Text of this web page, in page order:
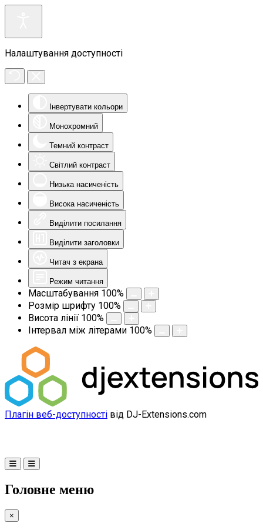
Налаштування доступності
Інвертувати кольори
Монохромний
Темний контраст
Світлий контраст
Низька насиченість
Висока насиченість
Виділити посилання
Виділити заголовки
Читач з екрана
Режим читання
Масштабування 100%
Розмір шрифту 100%
Висота лінії 100%
Інтервал між літерами 100%
Плагін веб-доступності від DJ-Extensions.com
Головне меню
×